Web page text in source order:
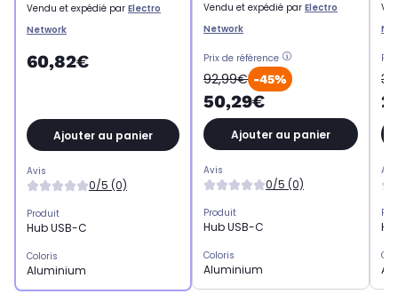
Vendu et expédié par Electro
Network
60,82€
Ajouter au panier
Avis
0/5 (0)
Produit
Hub USB-C
Coloris
Aluminium
Vendu et expédié par Electro
Network
Prix de référence
92,99€ -45%
50,29€
Ajouter au panier
Avis
0/5 (0)
Produit
Hub USB-C
Coloris
Aluminium